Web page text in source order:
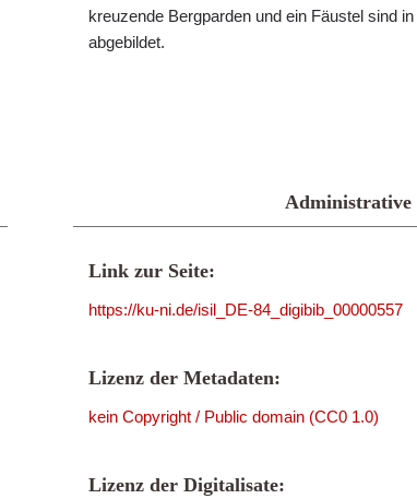
kreuzende Bergparden und ein Fäustel sind
abgebildet.
Administrative
Link zur Seite:
https://ku-ni.de/isil_DE-84_digibib_00000557
Lizenz der Metadaten:
kein Copyright / Public domain (CC0 1.0)
Lizenz der Digitalisate: